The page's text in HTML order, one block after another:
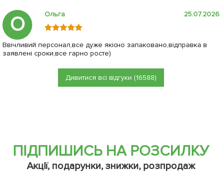
О Ольга 25.07.2026
Ввічливий персонал,все дуже якісно запаковано,відправка в
заявлені сроки,все гарно росте)
Дивитися всі відгуки (16588)
ПІДПИШИСЬ НА РОЗСИЛКУ
Акції, подарунки, знижки, розпродаж